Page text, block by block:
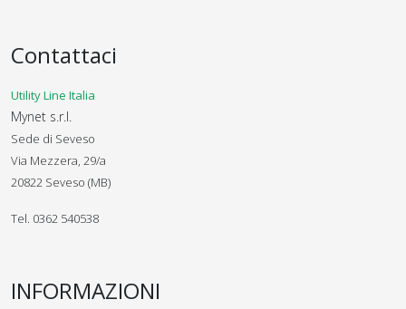
Contattaci
Utility Line Italia
Mynet s.r.l.
Sede di Seveso
Via Mezzera, 29/a
20822 Seveso (MB)
Tel. 0362 540538
INFORMAZIONI